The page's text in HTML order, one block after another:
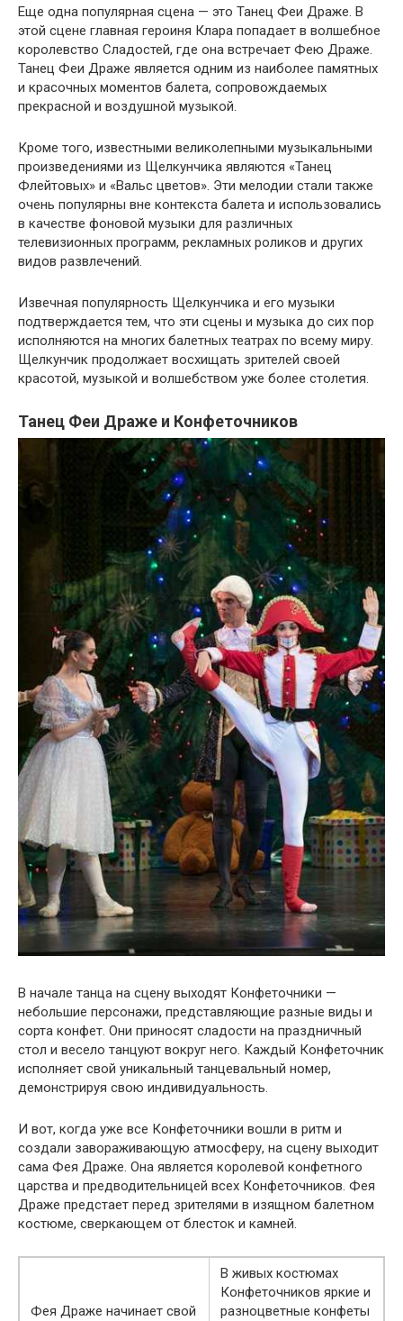
Еще одна популярная сцена — это Танец Феи Драже. В
этой сцене главная героиня Клара попадает в волшебное
королевство Сладостей, где она встречает Фею Драже.
Танец Феи Драже является одним из наиболее памятных
и красочных моментов балета, сопровождаемых
прекрасной и воздушной музыкой.
Кроме того, известными великолепными музыкальными
произведениями из Щелкунчика являются «Танец
Флейтовых» и «Вальс цветов». Эти мелодии стали также
очень популярны вне контекста балета и использовались
в качестве фоновой музыки для различных
телевизионных программ, рекламных роликов и других
видов развлечений.
Извечная популярность Щелкунчика и его музыки
подтверждается тем, что эти сцены и музыка до сих пор
исполняются на многих балетных театрах по всему миру.
Щелкунчик продолжает восхищать зрителей своей
красотой, музыкой и волшебством уже более столетия.
Танец Феи Драже и Конфеточников
В начале танца на сцену выходят Конфеточники —
небольшие персонажи, представляющие разные виды и
сорта конфет. Они приносят сладости на праздничный
стол и весело танцуют вокруг него. Каждый Конфеточник
исполняет свой уникальный танцевальный номер,
демонстрируя свою индивидуальность.
И вот, когда уже все Конфеточники вошли в ритм и
создали завораживающую атмосферу, на сцену выходит
сама Фея Драже. Она является королевой конфетного
царства и предводительницей всех Конфеточников. Фея
Драже предстает перед зрителями в изящном балетном
костюме, сверкающем от блесток и камней.
Фея Драже начинает свой
В живых костюмах
Конфеточников яркие и
разноцветные конфеты